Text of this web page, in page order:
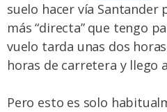
suelo hacer vía Santander
más “directa” que tengo
vuelo tarda unas dos
horas de carretera y llego
Pero esto es solo